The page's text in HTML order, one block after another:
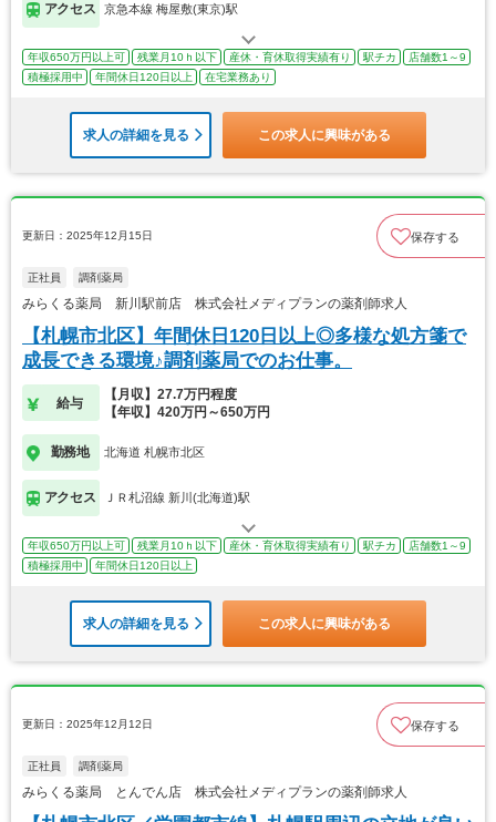
アクセス 京急本線 梅屋敷(東京)駅
年収650万円以上可 残業月10ｈ以下 産休・育休取得実績有り 駅チカ
店舗数1～9
積極採用中
年間休日120日以上 在宅業務あり
求人の詳細を見る この求人に興味がある
更新日：2025年12月15日 保存する
正社員 調剤薬局
みらくる薬局 新川駅前店 株式会社メディプランの薬剤師求人
【札幌市北区】年間休日120日以上◎多様な処方箋で
成長できる環境♪調剤薬局でのお仕事。
給与
【月収】27.7万円程度
【年収】420万円～650万円
勤務地 北海道 札幌市北区
アクセス ＪＲ札沼線 新川(北海道)駅
年収650万円以上可 残業月10ｈ以下 産休・育休取得実績有り 駅チカ
店舗数1～9
積極採用中
年間休日120日以上
求人の詳細を見る この求人に興味がある
更新日：2025年12月12日 保存する
正社員 調剤薬局
みらくる薬局 とんでん店 株式会社メディプランの薬剤師求人